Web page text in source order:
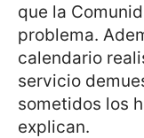
que la
problema.
calendario
servicio
sometidos los
explican.